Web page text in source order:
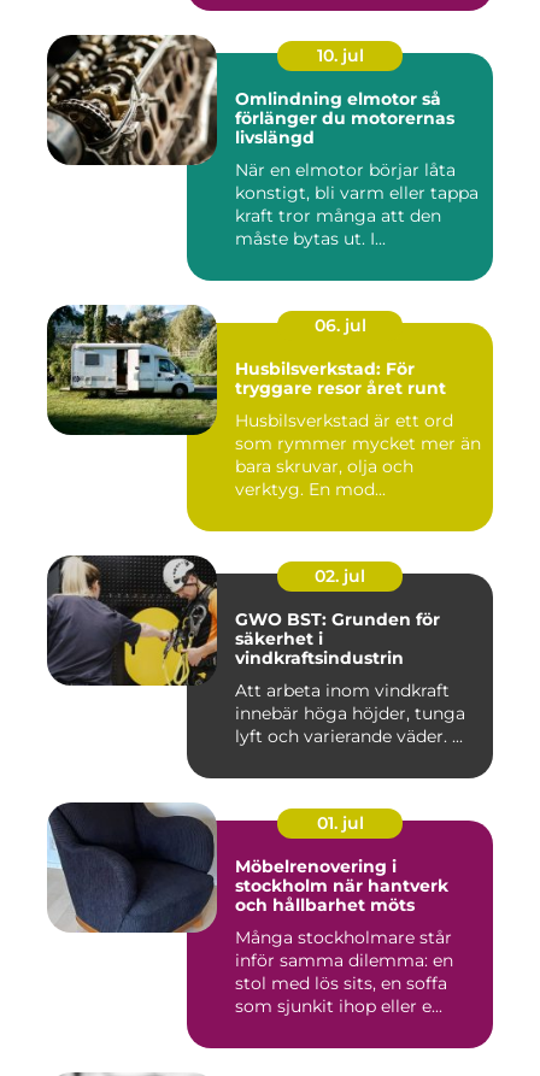
10. jul
Omlindning elmotor så
förlänger du motorernas
livslängd
När en elmotor börjar låta
konstigt, bli varm eller tappa
kraft tror många att den
måste bytas ut. I...
06. jul
Husbilsverkstad: För
tryggare resor året runt
Husbilsverkstad är ett ord
som rymmer mycket mer än
bara skruvar, olja och
verktyg. En mod...
02. jul
GWO BST: Grunden för
säkerhet i
vindkraftsindustrin
Att arbeta inom vindkraft
innebär höga höjder, tunga
lyft och varierande väder. ...
01. jul
Möbelrenovering i
stockholm när hantverk
och hållbarhet möts
Många stockholmare står
inför samma dilemma: en
stol med lös sits, en soffa
som sjunkit ihop eller e...